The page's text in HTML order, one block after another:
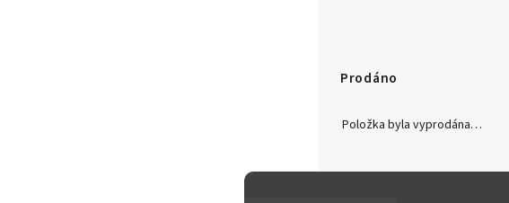
Prodáno
Položka byla vyprodána…